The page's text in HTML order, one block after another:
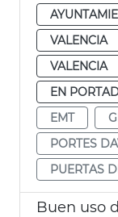
VALENCIA
VALENCIA
EN
EMT
PORTES
PUERTAS
Buen uso